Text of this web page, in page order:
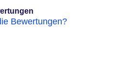
Bewertungen?